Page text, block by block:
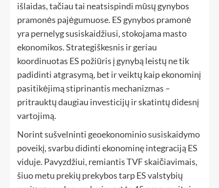
išlaidas, tačiau tai neatsispindi mūsų gynybos
pramonės pajėgumuose. ES gynybos pramonė
yra pernelyg susiskaidžiusi, stokojama masto
ekonomikos. Strategiškesnis ir geriau
koordinuotas ES požiūris į gynybą leistų ne tik
padidinti atgrasymą, bet ir veiktų kaip ekonominį
pasitikėjimą stiprinantis mechanizmas –
pritrauktų daugiau investicijų ir skatintų didesnį
vartojimą.
Norint sušvelninti geoekonominio susiskaidymo
poveikį, svarbu didinti ekonominę integraciją ES
viduje. Pavyzdžiui, remiantis TVF skaičiavimais,
šiuo metu prekių prekybos tarp ES valstybių